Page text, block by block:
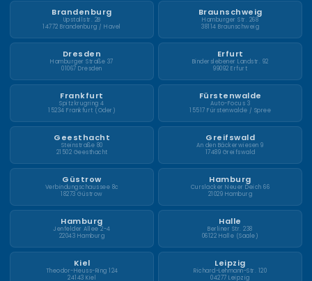
Brandenburg
Upstallstr. 2B
14772 Brandenburg / Havel
Braunschweig
Hamburger Str. 268
38114 Braunschweig
Dresden
Hamburger Straße 37
01067 Dresden
Erfurt
Binderslebener Landstr. 92
99092 Erfurt
Frankfurt
Spitzkrugring 4
15234 Frankfurt (Oder)
Fürstenwalde
Auto-Focus 3
15517 Fürstenwalde / Spree
Geesthacht
Steinstraße 80
21502 Geesthacht
Greifswald
An den Bäckerwiesen 9
17489 Greifswald
Güstrow
Verbindungschaussee 8c
18273 Güstrow
Hamburg
Curslacker Neuer Deich 66
21029 Hamburg
Hamburg
Jenfelder Allee 2-4
22043 Hamburg
Halle
Berliner Str. 238
06122 Halle (Saale)
Kiel
Theodor-Heuss-Ring 124
24143 Kiel
Leipzig
Richard-Lehmann-Str. 120
04277 Leipzig